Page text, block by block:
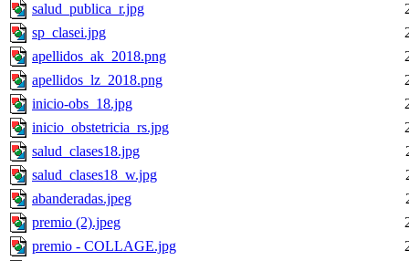
salud_publica_r.jpg
sp_clasei.jpg
apellidos_ak_2018.png
apellidos_lz_2018.png
inicio-obs_18.jpg
inicio_obstetricia_rs.jpg
salud_clases18.jpg
salud_clases18_w.jpg
abanderadas.jpeg
premio (2).jpeg
premio - COLLAGE.jpg